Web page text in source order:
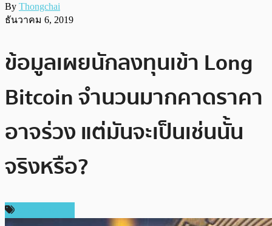
By Thongchai
ธันวาคม 6, 2019
ข้อมูลเผยนักลงทุนเข้า Long
Bitcoin จำนวนมากคาดราคา
อาจร่วง แต่มันจะเป็นเช่นนั้น
จริงหรือ?